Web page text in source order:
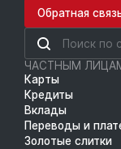
Обратная
ЧАСТНЫМ
Карты
Кредиты
Вклады
Переводы и
Золотые слитки